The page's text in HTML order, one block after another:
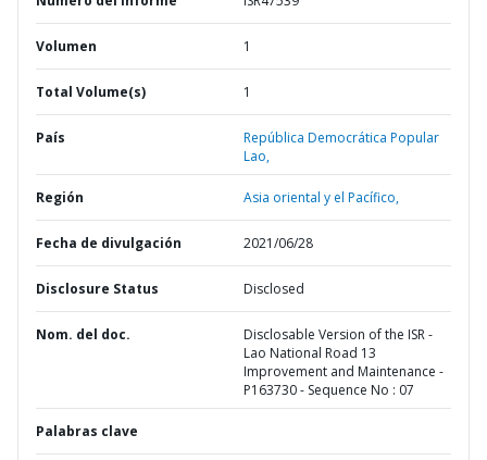
Volumen 1
Total Volume(s) 1
País
República Democrática Popular
Lao,
Región Asia oriental y el Pacífico,
Fecha de divulgación 2021/06/28
Disclosure Status Disclosed
Nom. del doc.
Disclosable Version of the ISR -
Lao National Road 13
Improvement and Maintenance -
P163730 - Sequence No : 07
Palabras clave